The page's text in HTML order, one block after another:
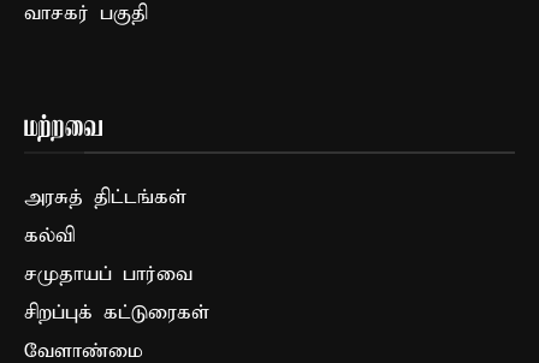
வாசகர் பகுதி
மற்றவை
அரசுத் திட்டங்கள்
கல்வி
சமுதாயப் பார்வை
சிறப்புக் கட்டுரைகள்
வேளாண்மை